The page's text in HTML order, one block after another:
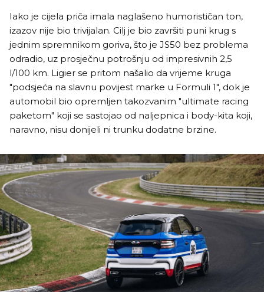
Iako je cijela priča imala naglašeno humorističan ton,
izazov nije bio trivijalan. Cilj je bio završiti puni krug s
jednim spremnikom goriva, što je JS50 bez problema
odradio, uz prosječnu potrošnju od impresivnih 2,5
l/100 km. Ligier se pritom našalio da vrijeme kruga
"podsjeća na slavnu povijest marke u Formuli 1", dok je
automobil bio opremljen takozvanim "ultimate racing
paketom" koji se sastojao od naljepnica i body-kita koji,
naravno, nisu donijeli ni trunku dodatne brzine.